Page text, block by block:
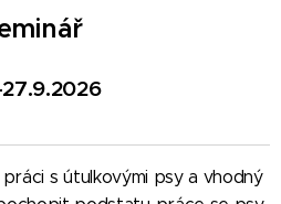
s útulkovými psy a vhodný